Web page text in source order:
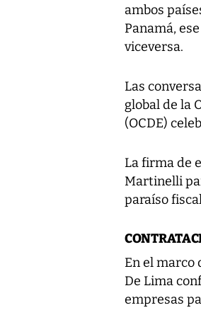
ambos
Panamá,
viceversa.
Las
global de la
(OCDE)
La firma de
Martinelli
paraíso
En el marco
De Lima
empresas